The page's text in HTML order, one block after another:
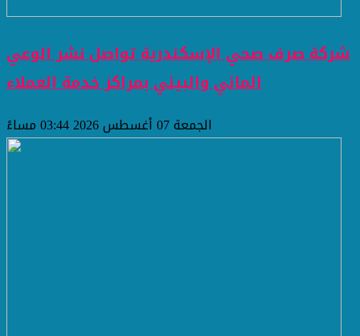
شركة صرف صحي الإسكندرية تواصل نشر الوعي
المائي والبيئي بمراكز خدمة العملاء
الجمعة 07 أغسطس 2026 03:44 مساءً